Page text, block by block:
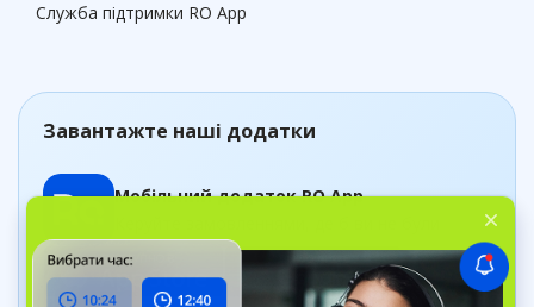
Служба підтримки RO App
Завантажте наші додатки
Мобільний додаток RO App